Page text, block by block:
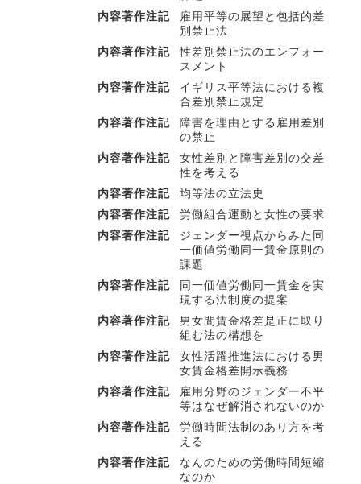
内容著作注記
雇用平等の展望と包括的差
別禁止法
内容著作注記
性差別禁止法のエンフォー
スメント
内容著作注記
イギリス平等法における複
合差別禁止規定
内容著作注記
障害を理由とする雇用差別
の禁止
内容著作注記
女性差別と障害差別の交差
性を考える
内容著作注記
均等法の立法史
内容著作注記
労働組合運動と女性の要求
内容著作注記
ジェンダー視点からみた同
一価値労働同一賃金原則の
課題
内容著作注記
同一価値労働同一賃金を実
現する法制度の提案
内容著作注記
男女間賃金格差是正に取り
組む法の構想を
内容著作注記
女性活躍推進法における男
女賃金格差開示義務
内容著作注記
雇用分野のジェンダー不平
等はなぜ解消されないのか
内容著作注記
労働時間法制のあり方を考
える
内容著作注記
なんのための労働時間短縮
なのか